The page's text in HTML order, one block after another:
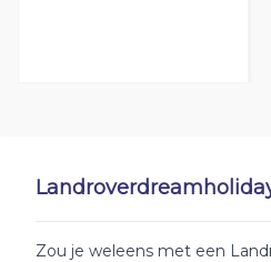
Zou je weleens met een